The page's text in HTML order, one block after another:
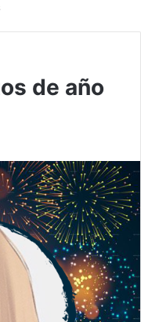
de año